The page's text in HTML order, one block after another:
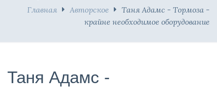
Главная Авторское
Таня Адамс - Тормоза -
крайне необходимое оборудование
Таня Адамс -